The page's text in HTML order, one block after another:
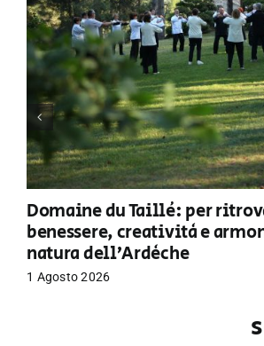
Domaine du Taillé: per
benessere, creatività e
natura dell’Ardèche
1 Agosto 2026